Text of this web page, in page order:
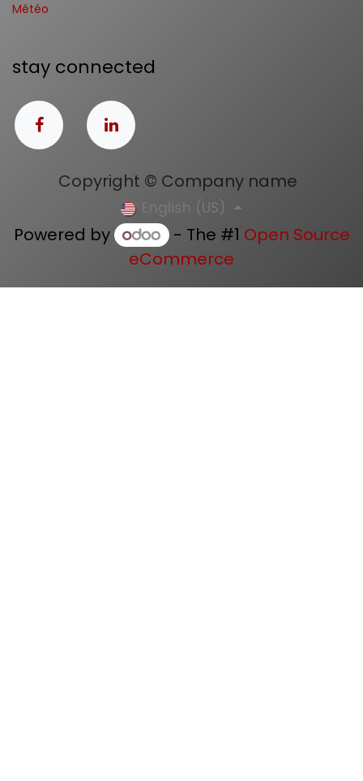
Météo
stay connected
Copyright © Company name
English (US)
Powered by - The #1 Open Source
eCommerce